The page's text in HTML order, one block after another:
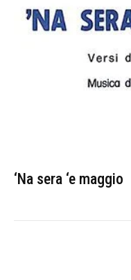
‘Na sera ‘e maggio